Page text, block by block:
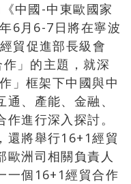
中國-中東歐國家
6月6-7日將在寧波
貿促進部長級會
」的主題，就深
」框架下中國與中
、產能、金融、
進行深入探討。
還將舉行16+1經貿
歐洲司相關負責人
一個16+1經貿合作